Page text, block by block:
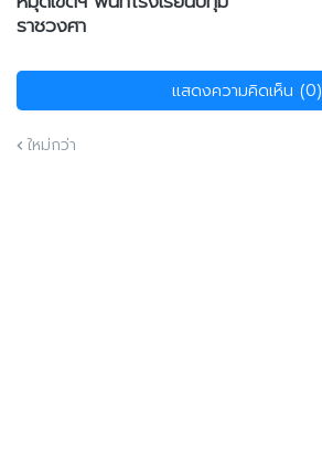
ราชวงศา
แสดงความคิดเห็น (0)
ใหม่กว่า